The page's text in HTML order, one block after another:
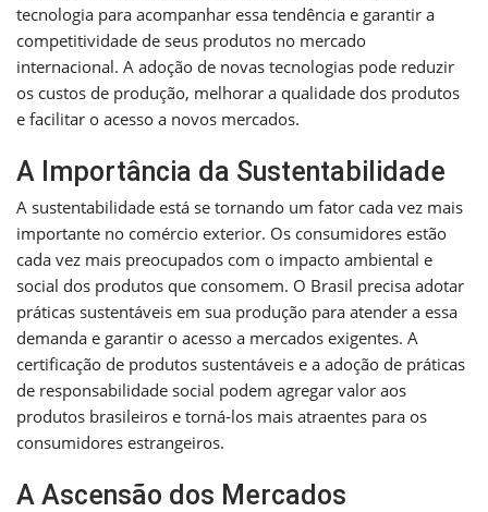
tecnologia para acompanhar essa tendência e garantir a
competitividade de seus produtos no mercado
internacional. A adoção de novas tecnologias pode reduzir
os custos de produção, melhorar a qualidade dos produtos
e facilitar o acesso a novos mercados.
A Importância da Sustentabilidade
A sustentabilidade está se tornando um fator cada vez mais
importante no comércio exterior. Os consumidores estão
cada vez mais preocupados com o impacto ambiental e
social dos produtos que consomem. O Brasil precisa adotar
práticas sustentáveis em sua produção para atender a essa
demanda e garantir o acesso a mercados exigentes. A
certificação de produtos sustentáveis e a adoção de práticas
de responsabilidade social podem agregar valor aos
produtos brasileiros e torná-los mais atraentes para os
consumidores estrangeiros.
A Ascensão dos Mercados